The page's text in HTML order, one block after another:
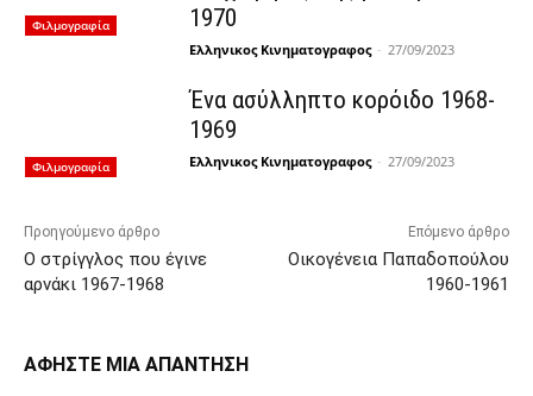
Φιλμογραφία
1970
Ελληνικος Κινηματογραφος - 27/09/2023
Φιλμογραφία
Ένα ασύλληπτο κορόιδο 1968-
1969
Ελληνικος Κινηματογραφος - 27/09/2023
Προηγούμενο άρθρο
Ο στρίγγλος που έγινε
αρνάκι 1967-1968
Επόμενο άρθρο
Οικογένεια Παπαδοπούλου
1960-1961
ΑΦΗΣΤΕ ΜΙΑ ΑΠΑΝΤΗΣΗ